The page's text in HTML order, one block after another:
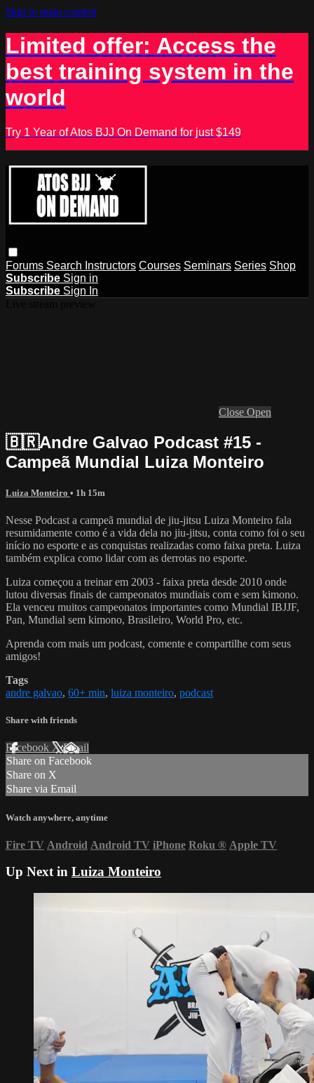
Skip to main content
Limited offer: Access the
best training system in the
world
Try 1 Year of Atos BJJ On Demand for just $149
Forums Search Instructors Courses Seminars Series Shop
Subscribe Sign in
Subscribe Sign In
Close Open
🇧🇷Andre Galvao Podcast #15 -
Campeã Mundial Luiza Monteiro
Luiza Monteiro • 1h 15m
Nesse Podcast a campeã mundial de jiu-jitsu Luiza Monteiro fala
resumidamente como é a vida dela no jiu-jitsu, conta como foi o seu
início no esporte e as conquistas realizadas como faixa preta. Luiza
também explica como lidar com as derrotas no esporte.
Luiza começou a treinar em 2003 - faixa preta desde 2010 onde
lutou diversas finais de campeonatos mundiais com e sem kimono.
Ela venceu muitos campeonatos importantes como Mundial IBJJF,
Pan, Mundial sem kimono, Brasileiro, World Pro, etc.
Aprenda com mais um podcast, comente e compartilhe com seus
amigos!
Tags
andre galvao, 60+ min, luiza monteiro, podcast
Share with friends
Facebook XEmail
Share on Facebook
Share on X
Share via Email
Watch anywhere, anytime
Fire TV Android Android TV iPhone Roku ® Apple TV
Up Next in Luiza Monteiro